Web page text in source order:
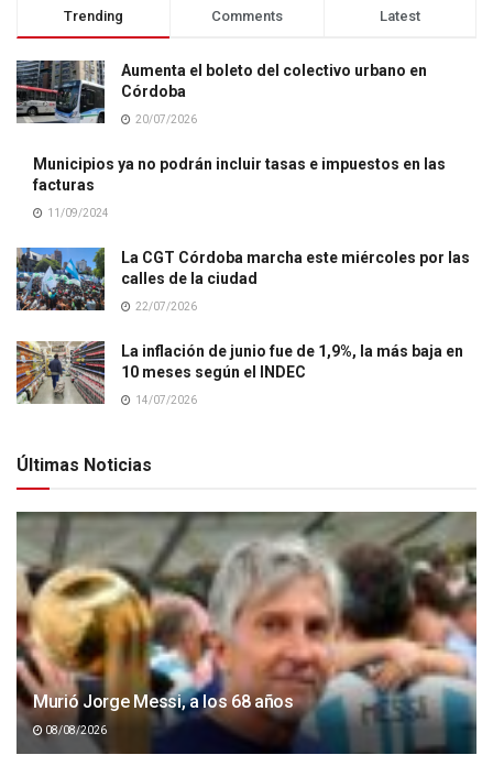
Trending Comments Latest
Aumenta el boleto del colectivo urbano en
Córdoba
20/07/2026
Municipios ya no podrán incluir tasas e impuestos en las
facturas
11/09/2024
La CGT Córdoba marcha este miércoles por las
calles de la ciudad
22/07/2026
La inflación de junio fue de 1,9%, la más baja en
10 meses según el INDEC
14/07/2026
Últimas Noticias
Murió Jorge Messi, a los 68 años
08/08/2026